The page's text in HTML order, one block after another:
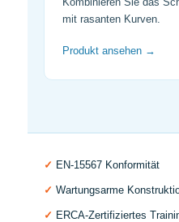
mit rasanten Kurven.
Produkt ansehen →
✓ EN-15567 Konformität
✓ Wartungsarme
✓ ERCA-Zertifiziertes